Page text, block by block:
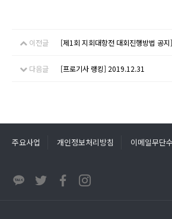
이전글 [제1회 지회대항전 대회진행방법 공지]
다음글 [프로기사 랭킹] 2019.12.31
주요사업 개인정보처리방침 이메일무단